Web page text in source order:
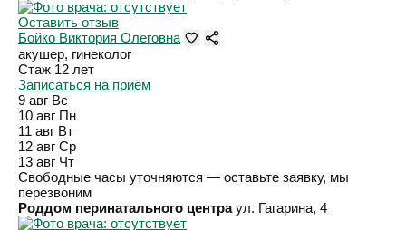
Оставить отзыв
Бойко Виктория Олеговна
акушер, гинеколог
Стаж 12 лет
Записаться на приём
9 авг Вс
10 авг Пн
11 авг Вт
12 авг Ср
13 авг Чт
Свободные часы уточняются — оставьте заявку, мы
перезвоним
Роддом перинатального центра ул. Гагарина, 4